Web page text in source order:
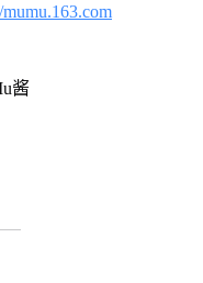
mumu.163.com
酱